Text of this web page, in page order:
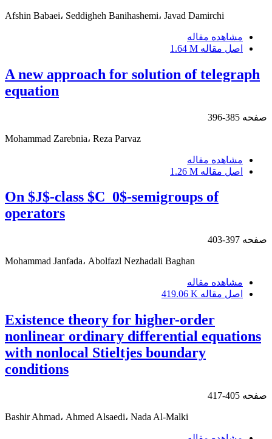
Afshin Babaei، Seddigheh Banihashemi، Javad Damirchi
مشاهده مقاله
اصل مقاله 1.64 M
A new approach for solution of telegraph
equation
صفحه 385-396
Mohammad Zarebnia، Reza Parvaz
مشاهده مقاله
اصل مقاله 1.26 M
On ‎$‎J‎$‎-class $C_0$-semigroups of
operators
صفحه 397-403
Mohammad Janfada، Abolfazl Nezhadali Baghan
مشاهده مقاله
اصل مقاله 419.06 K
Existence theory for higher-order
nonlinear ordinary‎ ‎differential equations
with nonlocal Stieltjes boundary‎
‎conditions
صفحه 405-417
Bashir Ahmad، Ahmed Alsaedi، Nada Al-Malki